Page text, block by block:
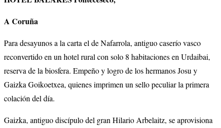
A Coruña
Para desayunos a la carta el de Nafarrola, antiguo caserío vasco
reconvertido en un hotel rural con solo 8 habitaciones en Urdaibai,
reserva de la biosfera. Empeño y logro de los hermanos Josu y
Gaizka Goikoetxea, quienes imprimen un sello peculiar la primera
colación del día.
Gaizka, antiguo discípulo del gran Hilario Arbelaitz, se aprovisiona